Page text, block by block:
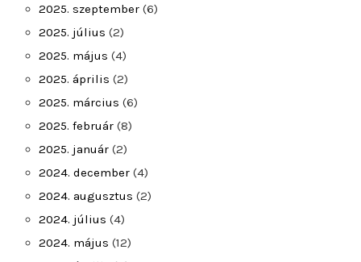
2025. szeptember (6)
2025. július (2)
2025. május (4)
2025. április (2)
2025. március (6)
2025. február (8)
2025. január (2)
2024. december (4)
2024. augusztus (2)
2024. július (4)
2024. május (12)